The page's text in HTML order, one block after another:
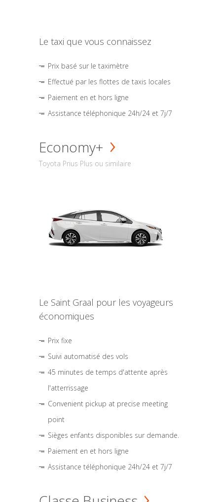
Le taxi que vous connaissez
Prix basé sur le taximètre
Effectué par les flottes de taxis locales
Paiement en et hors ligne
Assistance téléphonique 24h/24 et 7j/7
Economy+
Toyota Prius Plus ou similaire
Le Saint Graal pour les voyageurs
économiques
Prix fixe
Suivi automatisé des vols
45 minutes de temps d'attente après
l'atterrissage
Convenient pickup at precise meeting
point
Sièges enfants disponibles sur demande.
Paiement en et hors ligne
Assistance téléphonique 24h/24 et 7j/7